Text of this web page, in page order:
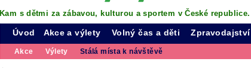
Kam s dětmi za zábavou, kulturou a sportem v České republice.
Úvod Akce a výlety
Akce Výlety Stálá místa k návštěvě
Volný čas a děti Zpravodajství